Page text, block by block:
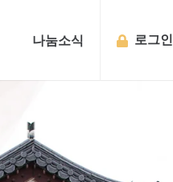
나눔소식 로그인